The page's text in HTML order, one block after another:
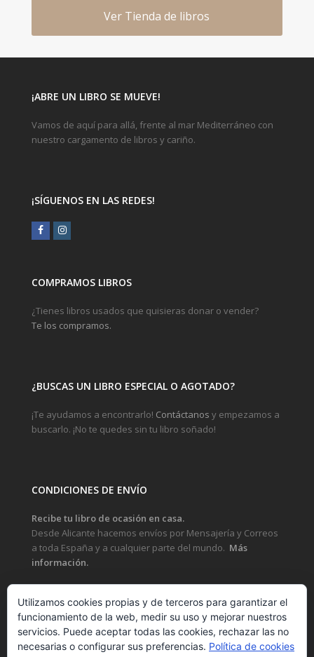
Ver Tienda de libros
¡ABRE UN LIBRO SE MUEVE!
Vamos de aquí para allá, frente al mar Mediterráneo con
nuestro cargamento de libros y cariño.
¡SÍGUENOS EN LAS REDES!
FacebookInstagram
COMPRAMOS LIBROS
¿Tienes libros usados que quisieras donar o vender?
Te los compramos.
¿BUSCAS UN LIBRO ESPECIAL O AGOTADO?
¡Te ayudamos a encontrarlo! Contáctanos y empezamos a
buscarlo. ¡No te quedes sin tu libro soñado!
CONDICIONES DE ENVÍO
Recibe tu libro de ocasión en casa.
Desde Alicante hacemos envíos por Mensajería y Correos
a toda España y a cualquier parte del mundo. Más
información.
LEGAL
Utilizamos cookies propias y de terceros para garantizar el
funcionamiento de la web, medir su uso y mejorar nuestros
servicios. Puede aceptar todas las cookies, rechazar las no
necesarias o configurar sus preferencias. Política de cookies